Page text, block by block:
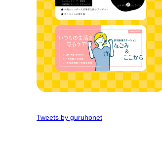
Tweets by guruhonet